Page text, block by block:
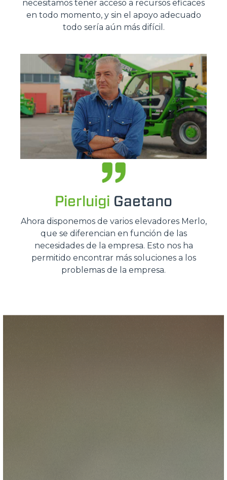
necesitamos tener acceso a recursos eficaces
en todo momento, y sin el apoyo adecuado
todo sería aún más difícil.
Pierluigi Gaetano
Ahora disponemos de varios elevadores Merlo,
que se diferencian en función de las
necesidades de la empresa. Esto nos ha
permitido encontrar más soluciones a los
problemas de la empresa.